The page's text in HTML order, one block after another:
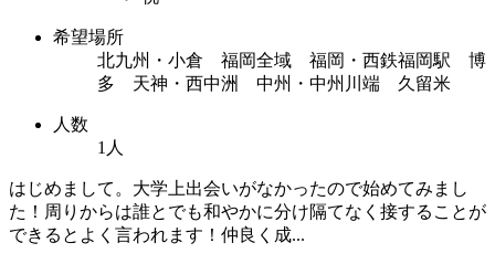
希望場所
北九州・小倉 福岡全域 福岡・西鉄福岡駅 博
多 天神・西中洲 中州・中州川端 久留米
人数
1人
はじめまして。大学上出会いがなかったので始めてみまし
た！周りからは誰とでも和やかに分け隔てなく接することが
できるとよく言われます！仲良く成...